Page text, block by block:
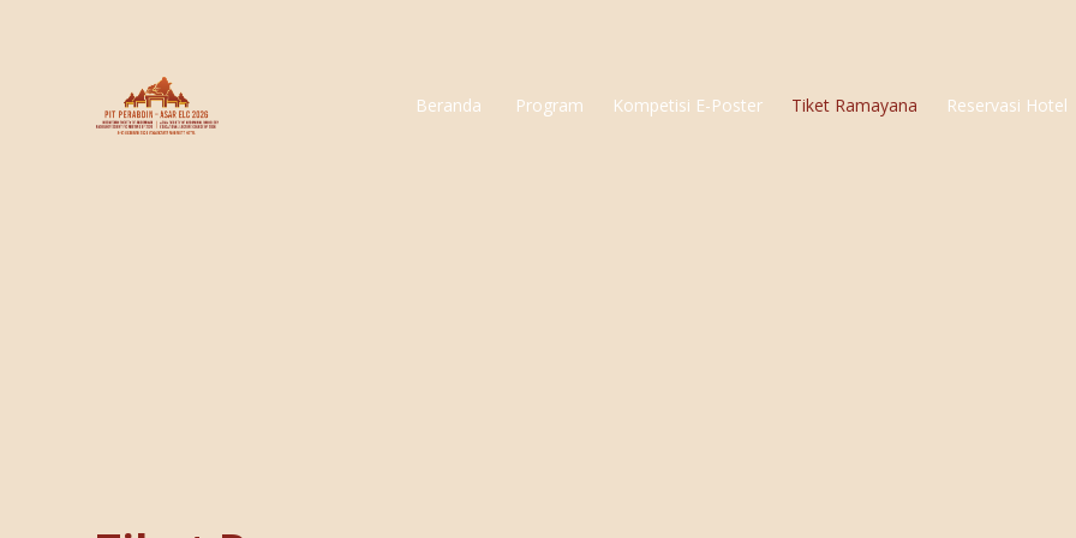
Beranda Program Kompetisi E-Poster Tiket Ramayana Reservasi Hotel